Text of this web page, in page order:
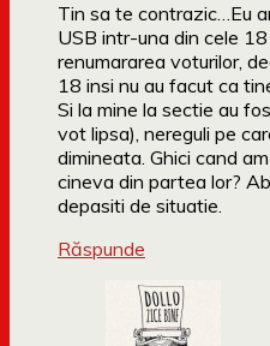
Tin sa te contrazic…Eu
USB intr-una din cele
renumararea voturilor,
18 insi nu au facut ca
Si la mine la sectie au
vot lipsa), nereguli pe
dimineata. Ghici cand
cineva din partea lor?
depasiti de situatie.
Răspunde